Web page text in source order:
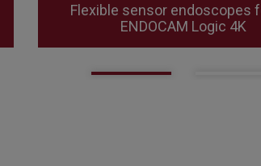
Flexible sensor endoscopes
ENDOCAM Logic 4K